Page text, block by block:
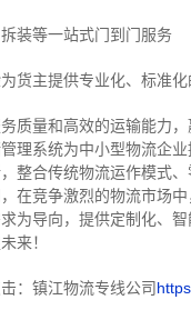
装等一站式门到门服务
货主提供专业化、标准
质量和高效的运输能力，
理系统为中小型物流企
整合传统物流运作模式
在竞争激烈的物流市场
为导向，提供定制化、
来！
：镇江物流专线公司